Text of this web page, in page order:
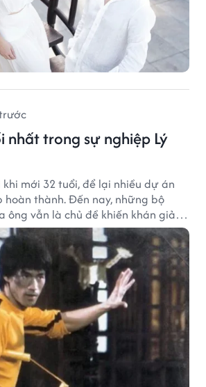
nhất trong sự nghiệp Lý
khi mới 32 tuổi, để lại nhiều dự án
hoàn thành. Đến nay, những bộ
ông vẫn là chủ đề khiến khán giả